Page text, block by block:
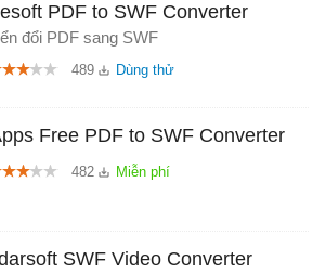
PDF to SWF Converter
đổi PDF sang SWF
489
Free PDF to SWF Converter
482
SWF Video Converter